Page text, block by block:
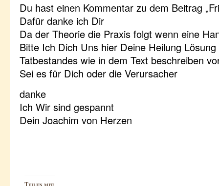
Du hast einen Kommentar zu dem Beitrag
Dafür danke ich Dir
Da der Theorie die Praxis folgt wenn eine
Bitte Ich Dich Uns hier Deine Heilung
Tatbestandes wie in dem Text beschreiben
Sei es für Dich oder die Verursacher
danke
Ich Wir sind gespannt
Dein Joachim von Herzen
Teilen mit: